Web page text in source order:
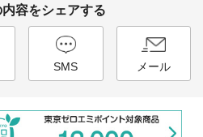
容をシェアする
SMS メール